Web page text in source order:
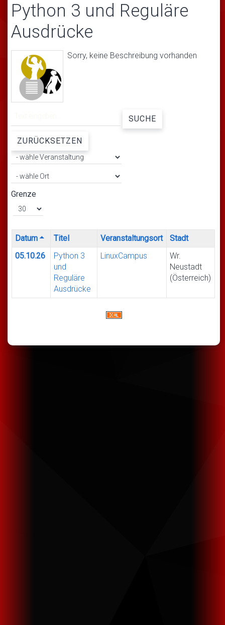
Python 3 und Reguläre
Ausdrücke
Sorry, keine Beschreibung vorhanden
SUCHE
ZURÜCKSETZEN
Grenze
Datum Titel Veranstaltungsort
Stadt
05.10.26
Python 3
und
Reguläre
Ausdrücke
LinuxCampus
Wr.
Neustadt
(Österreich)